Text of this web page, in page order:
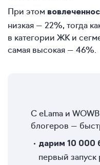
При этом
низкая — 22%, тогда
в категории ЖК и
самая высокая — 46%.
С eLama и
блогеров —
дарим 10 000
первый запуск